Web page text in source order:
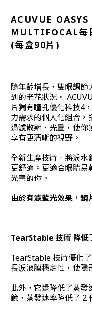
ACUVUE
MULTIFOCAL每
(每盒90片)
隨年齡增長，雙眼調節
到的老花狀況。
片獨有瞳孔優化科技4
力需求的個人化組合
過濾散射、光暈，使你
享有更清晰的視野。
全新生產技術，將淚水
更舒適。更適合眼睛易
光害的你。
由於有濾藍光效果，鏡
TearStable 技術 降低
TearStable 技術優化
長淚液膜穩定性，使隱
此外，它還降低了蒸
鏡，蒸發速率降低了 2